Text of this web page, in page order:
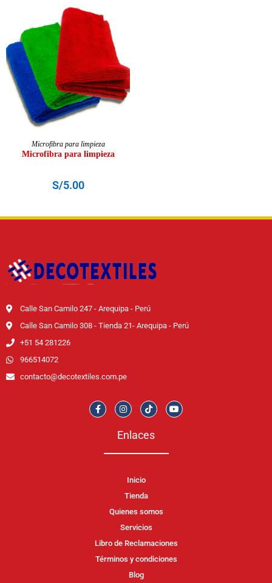
AÑADIR AL CARRITO
Microfibra para limpieza
Microfibra para limpieza
S/5.00
Calle San Camilo 247 - Arequipa - Perú
Calle San Camilo 308 - Tienda 21- Arequipa - Perú
+51 54 281226
966514072
contacto@decotextiles.com.pe
Enlaces
Inicio
Tienda
Quienes somos
Servicios
Libro de Reclamaciones
Términos y condiciones
Blog